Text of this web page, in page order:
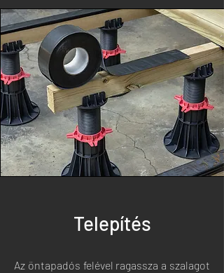
Telepítés
Az öntapadós felével ragassza a szalagot